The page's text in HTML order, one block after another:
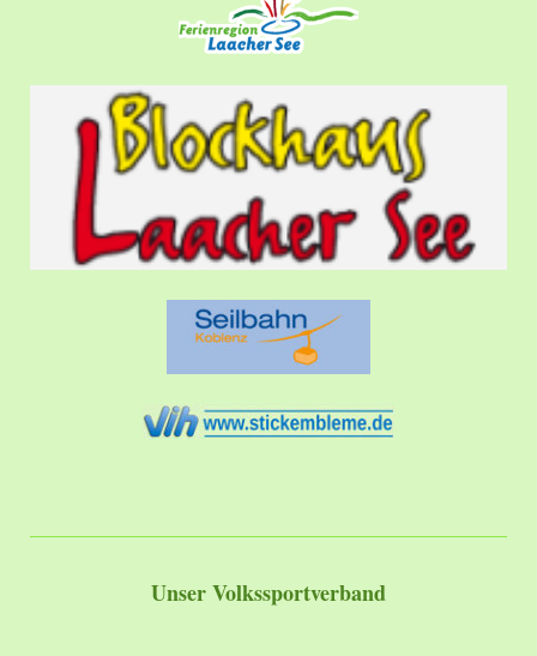
Unser Volkssportverband